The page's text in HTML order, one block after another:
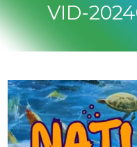
VID-
Videospeler